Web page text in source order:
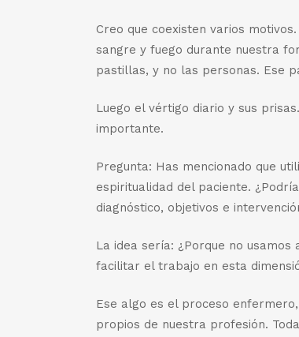
Creo que coexisten varios
sangre y fuego durante nuestra
pastillas, y no las personas. Ese
Luego el vértigo diario y sus
importante.
Pregunta: Has mencionado que
espiritualidad del paciente.
diagnóstico, objetivos e
La idea sería: ¿Porque no
facilitar el trabajo en esta
Ese algo es el proceso
propios de nuestra profesión.